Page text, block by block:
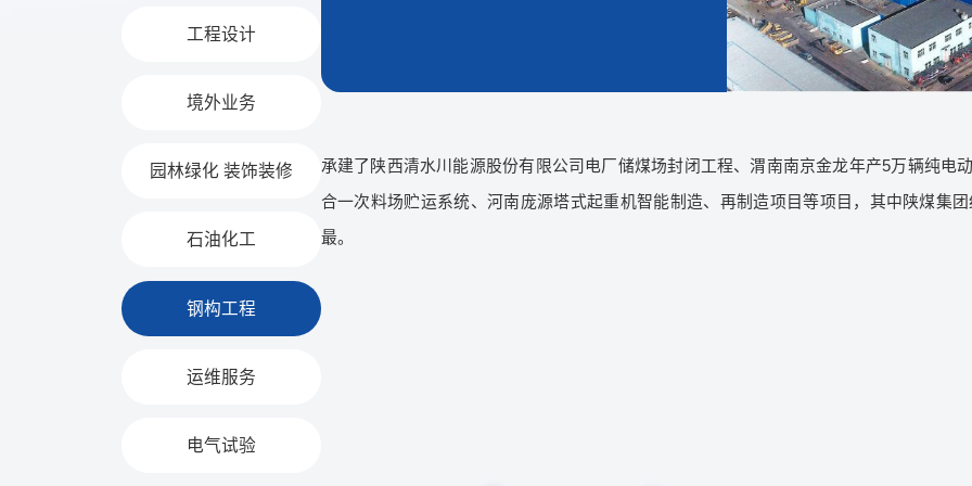
工程设计
境外业务
园林绿化 装饰装修
石油化工
钢构工程
运维服务
电气试验
承建了陕西清水川能源股份有限公司电厂储煤场封闭工程、渭南南京金龙年产5万辆纯电
合一次料场贮运系统、河南庞源塔式起重机智能制造、再制造项目等项目，其中陕煤集
最。